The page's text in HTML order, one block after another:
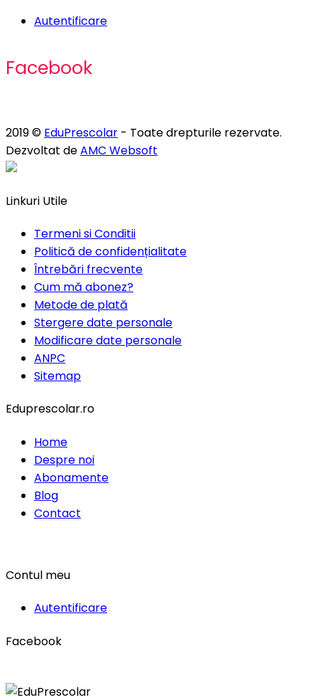
Autentificare
Facebook
2019 © EduPrescolar - Toate drepturile rezervate.
Dezvoltat deAMC Websoft
Linkuri Utile
Termeni si Conditii
Politică de confidențialitate
Întrebări frecvente
Cum mă abonez?
Metode de plată
Stergere date personale
Modificare date personale
ANPC
Sitemap
Eduprescolar.ro
Home
Despre noi
Abonamente
Blog
Contact
Contul meu
Autentificare
Facebook